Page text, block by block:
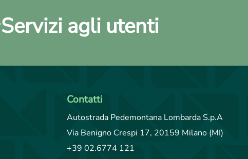
Servizi agli utenti
Contatti
Autostrada Pedemontana Lombarda S.p.A
Via Benigno Crespi 17, 20159 Milano (MI)
+39 02.6774 121